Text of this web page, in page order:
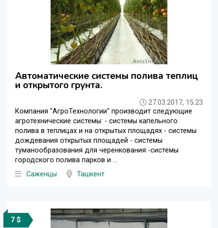
Автоматические системы полива теплиц
и открытого грунта.
27.03.2017, 15:23
Компания "АгроТехнологии" производит следующие
агротехнические системы: - системы капельного
полива в теплицах и на открытых площадях - системы
дождевания открытых площадей - системы
туманообразования для черенкования -системы
городского полива парков и ...
Саженцы
Ташкент
7 $